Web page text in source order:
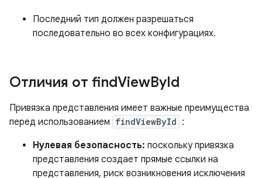
Последний тип должен разрешаться
последовательно во всех конфигурациях.
Отличия от findViewById
Привязка представления имеет важные преимущества
перед использованием findViewById :
Нулевая безопасность: поскольку привязка
представления создает прямые ссылки на
представления, риск возникновения исключения